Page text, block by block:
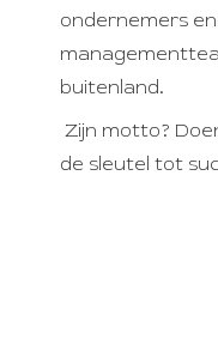
ondernemers
buitenland.
Zijn motto?
de sleutel tot